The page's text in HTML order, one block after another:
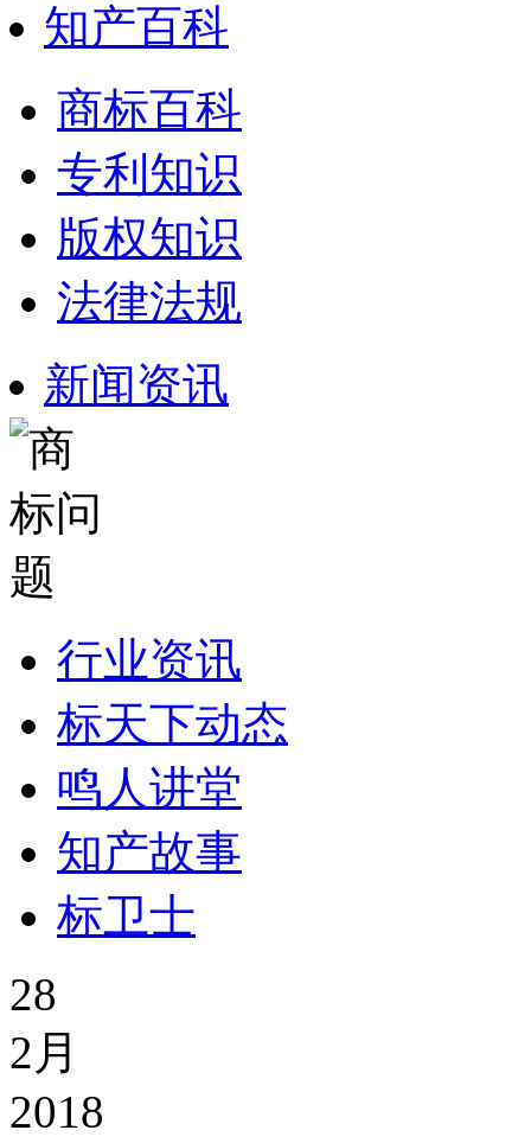
知产百科
商标百科
专利知识
版权知识
法律法规
新闻资讯
行业资讯
标天下动态
鸣人讲堂
知产故事
标卫士
28
2月
2018